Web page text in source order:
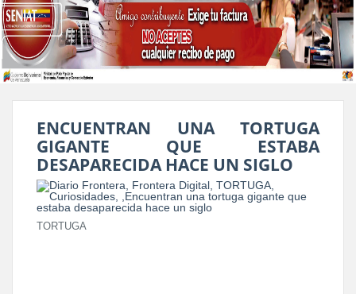
ENCUENTRAN UNA TORTUGA
GIGANTE QUE ESTABA
DESAPARECIDA HACE UN SIGLO
TORTUGA